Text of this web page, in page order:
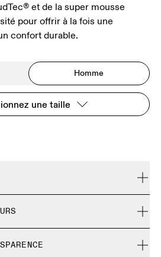
et de la super mousse
pour offrir à la fois une
confort durable.
Homme
une taille
homme
jours